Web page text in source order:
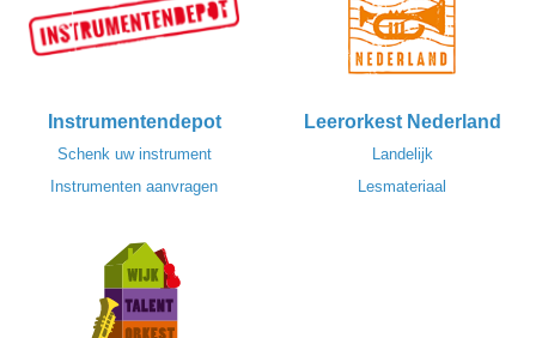
Instrumentendepot
Schenk uw instrument
Instrumenten aanvragen
Leerorkest Nederland
Landelijk
Lesmateriaal